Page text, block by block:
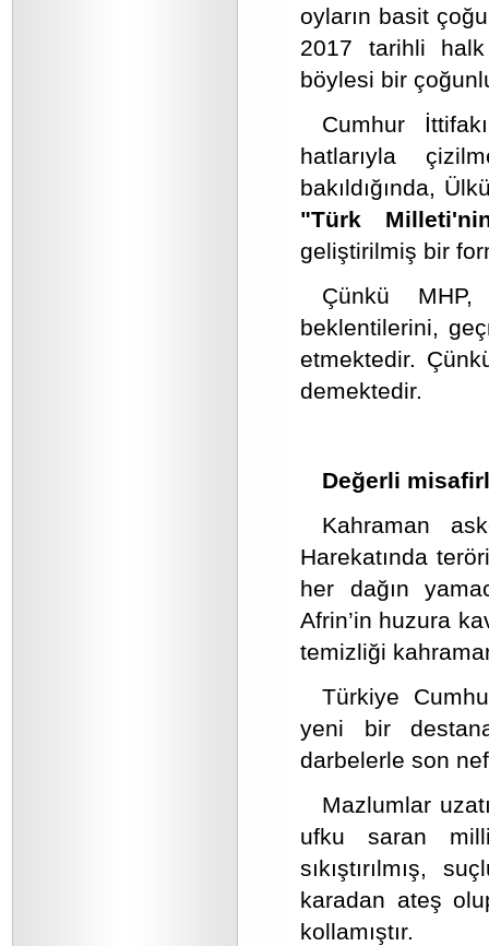
oyların basit
2017 tarihli
böylesi bir
Cumhur
hatlarıyla
bakıldığında,
"Türk
geliştirilmiş bir
Çünkü
beklentilerini,
etmektedir.
demektedir.
Değerli
Kahraman
Harekatında
her dağın
Afrin’in huzura
temizliği
Türkiye
yeni bir
darbelerle son
Mazlumlar
ufku saran
sıkıştırılmış,
karadan ateş
kollamıştır.